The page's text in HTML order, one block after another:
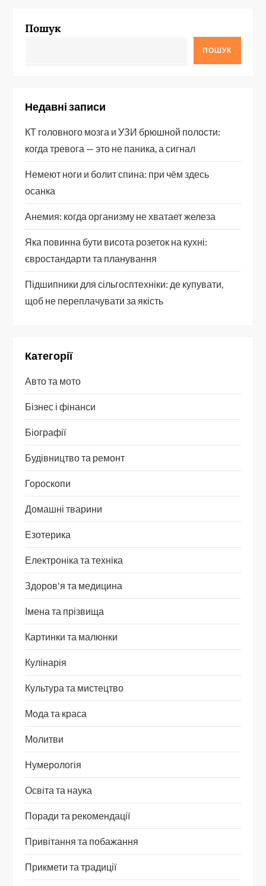
Пошук
ПОШУК
Недавні записи
КТ головного мозга и УЗИ брюшной полости:
когда тревога — это не паника, а сигнал
Немеют ноги и болит спина: при чём здесь
осанка
Анемия: когда организму не хватает железа
Яка повинна бути висота розеток на кухні:
євростандарти та планування
Підшипники для сільгосптехніки: де купувати,
щоб не переплачувати за якість
Категорії
Авто та мото
Бізнес і фінанси
Біографії
Будівництво та ремонт
Гороскопи
Домашні тварини
Езотерика
Електроніка та техніка
Здоров'я та медицина
Імена та прізвища
Картинки та малюнки
Кулінарія
Культура та мистецтво
Мода та краса
Молитви
Нумерологія
Освіта та наука
Поради та рекомендації
Привітання та побажання
Прикмети та традиції